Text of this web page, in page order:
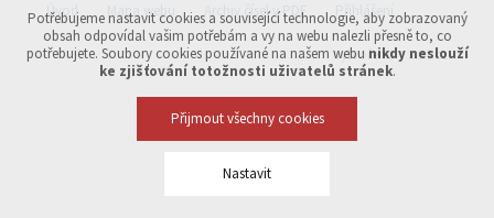
Potřebujeme nastavit cookies a související technologie, aby zobrazovaný
obsah odpovídal vašim potřebám a vy na webu nalezli přesně to, co
potřebujete. Soubory cookies používané na našem webu nikdy neslouží
ke zjišťování totožnosti uživatelů stránek.
Přijmout všechny cookies
Nastavit
Úvod Mapa webu Archiv čísel v PDF Přihlášení
Vytvořeno v xart.cz